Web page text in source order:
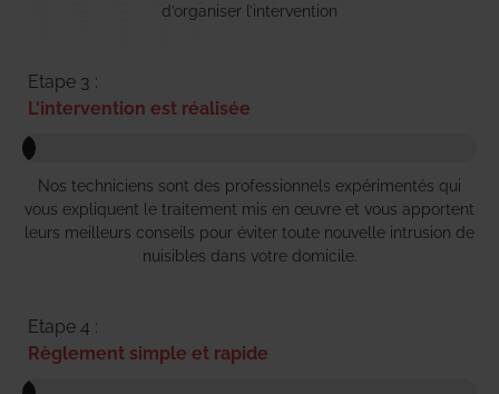
d’organiser l’intervention
Etape 3 :
L'intervention est réalisée
Nos techniciens sont des professionnels expérimentés qui
vous expliquent le traitement mis en œuvre et vous apportent
leurs meilleurs conseils pour éviter toute nouvelle intrusion de
nuisibles dans votre domicile.
Etape 4 :
Règlement simple et rapide